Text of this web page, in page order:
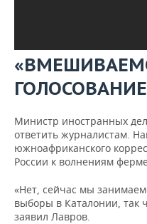
Министр иностранных
ответить журналистам.
южноафриканского
России к волнениям
«Нет, сейчас мы
выборы в Каталонии, так
заявил Лавров.